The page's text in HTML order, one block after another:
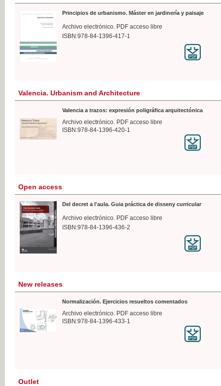
Principios de urbanismo. Máster en jardinería y paisaje
Archivo electrónico. PDF acceso libre
ISBN:978-84-1396-417-1
Valencia. Urbanism and Architecture
Valencia a trazos: expresión poligráfica arquitectónica
Archivo electrónico. PDF acceso libre
ISBN:978-84-1396-420-1
Open access
Del decret a l'aula. Guia práctica de disseny curricular
Archivo electrónico. PDF acceso libre
ISBN:978-84-1396-436-2
New releases
Normalización. Ejercicios resueltos comentados
Archivo electrónico. PDF acceso libre
ISBN:978-84-1396-433-1
Outlet